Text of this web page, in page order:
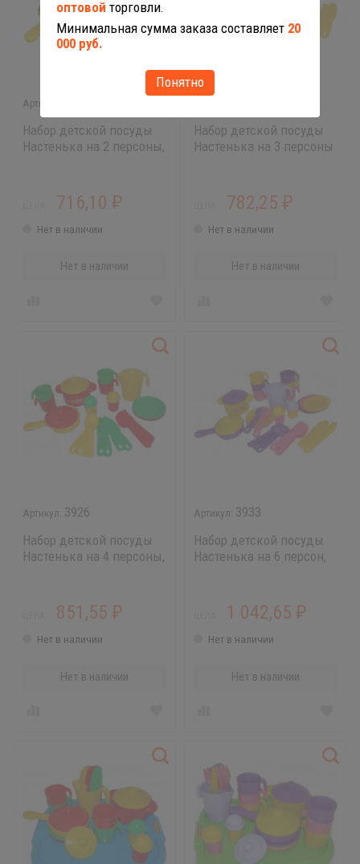
Набор детской посуды
Настенька на 2 персоны,
716,10 ₽
Нет в наличии
Нет в наличии
Набор детской посуды
Настенька на 3 персоны
782,25₽
Нет в наличии
Нет в наличии
3926
Набор детской посуды
Настенька на 4 персоны,
851,55 ₽
Нет в наличии
Нет в наличии
3933
Набор детской посуды
Настенька на 6 персон,
1 042,65₽
Нет в наличии
Нет в наличии
оптовой торговли.
Минимальная сумма заказа составляет 20
000 руб.
Понятно